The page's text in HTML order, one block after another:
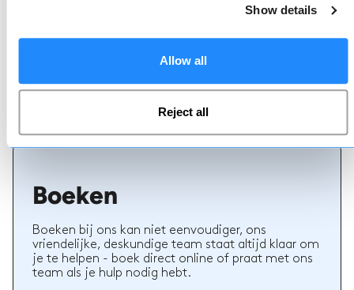
Show details
Allow all
Reject all
Geverifieerde reviews
de geverifieerde reviews over onze leraren om de
onze leraren voor een 5-sterrenervaring.
Boeken
Boeken bij ons kan niet eenvoudiger, ons
vriendelijke, deskundige team staat altijd klaar om
je te helpen - boek direct online of praat met ons
team als je hulp nodig hebt.